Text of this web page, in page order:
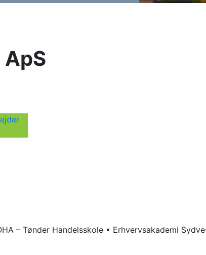
– Tønder Handelsskole • Erhvervsakademi